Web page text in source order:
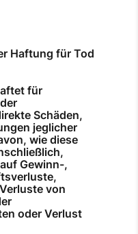
Haftung für Tod
für
Schäden,
jeglicher
wie diese
Gewinn-,
von
oder Verlust